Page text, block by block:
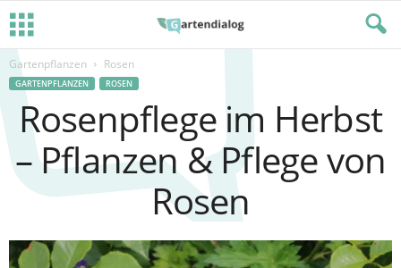
Gartenpflanzen Rosen
GARTENPFLANZEN ROSEN
Rosenpflege im Herbst
– Pflanzen & Pflege von
Rosen